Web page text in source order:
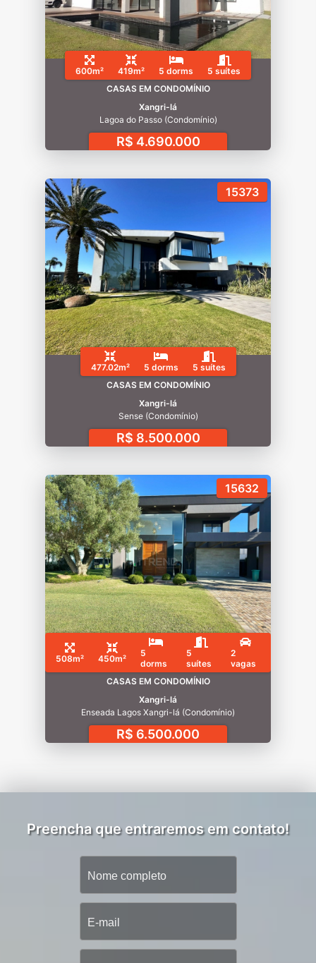
600m² 419m² 5 dorms
5 suítes
CASAS EM CONDOMÍNIO
Xangri-lá
Lagoa do Passo (Condomínio)
R$ 4.690.000
15373
477.02m² 5 dorms
5 suítes
CASAS EM CONDOMÍNIO
Xangri-lá
Sense (Condomínio)
R$ 8.500.000
15632
508m² 450m²
5
dorms
5
suítes
2
vagas
CASAS EM CONDOMÍNIO
Xangri-lá
Enseada Lagos Xangri-lá (Condomínio)
R$ 6.500.000
Preencha que entraremos em contato!